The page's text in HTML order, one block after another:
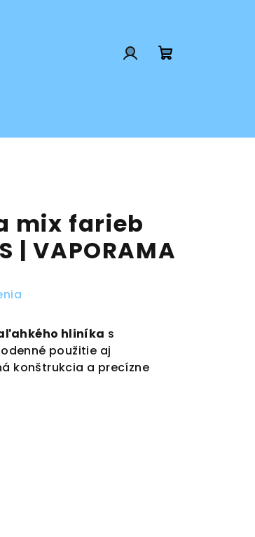
mix farieb
| VAPORAMA
hliníka s
použitie aj
konštrukcia a precízne